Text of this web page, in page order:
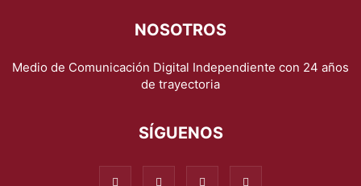
NOSOTROS
Medio de Comunicación Digital Independiente con 24 años
de trayectoria
SÍGUENOS